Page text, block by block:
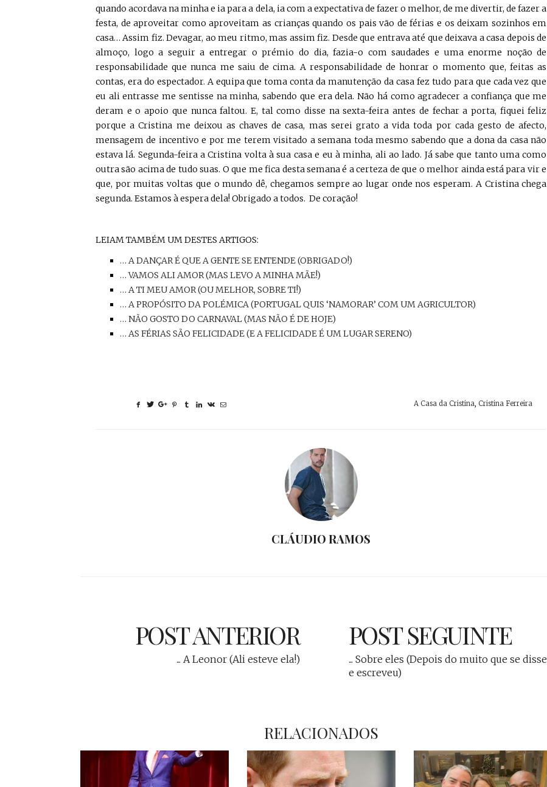
quando acordava na minha e ia para a dela, ia com a expectativa de fazer o melhor, de me divertir, de fazer a
festa, de aproveitar como aproveitam as crianças quando os pais vão de férias e os deixam sozinhos em
casa… Assim fiz. Devagar, ao meu ritmo, mas assim fiz. Desde que entrava até que deixava a casa depois de
almoço, logo a seguir a entregar o prémio do dia, fazia-o com saudades e uma enorme noção de
responsabilidade que nunca me saiu de cima. A responsabilidade de honrar o momento que, feitas as
contas, era do espectador. A equipa que toma conta da manutenção da casa fez tudo para que cada vez que
eu ali entrasse me sentisse na minha, sabendo que era dela. Não há como agradecer a confiança que me
deram e o apoio que nunca faltou. E, tal como disse na sexta-feira antes de fechar a porta, fiquei feliz
porque a Cristina me deixou as chaves de casa, mas serei grato a vida toda por cada gesto de afecto,
mensagem de incentivo e por me terem visitado a semana toda mesmo sabendo que a dona da casa não
estava lá. Segunda-feira a Cristina volta à sua casa e eu à minha, ali ao lado. Já sabe que tanto uma como
outra são acima de tudo suas. O que me fica desta semana é a certeza de que o melhor ainda está para vir e
que, por muitas voltas que o mundo dê, chegamos sempre ao lugar onde nos esperam. A Cristina chega
segunda. Estamos à espera dela! Obrigado a todos. De coração!
LEIAM TAMBÉM UM DESTES ARTIGOS:
… A DANÇAR É QUE A GENTE SE ENTENDE (OBRIGADO!)
… VAMOS ALI AMOR (MAS LEVO A MINHA MÃE!)
… A TI MEU AMOR (OU MELHOR, SOBRE TI!)
… A PROPÓSITO DA POLÉMICA (PORTUGAL QUIS ‘NAMORAR’ COM UM AGRICULTOR)
… NÃO GOSTO DO CARNAVAL (MAS NÃO É DE HOJE)
… AS FÉRIAS SÃO FELICIDADE (E A FELICIDADE É UM LUGAR SERENO)
A Casa da Cristina Cristina Ferreira
CLÁUDIO RAMOS
POST ANTERIOR
... A Leonor (Ali esteve ela!)
POST SEGUINTE
... Sobre eles (Depois do muito que se disse
e escreveu)
RELACIONADOS